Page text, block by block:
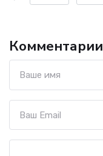
Комментарии